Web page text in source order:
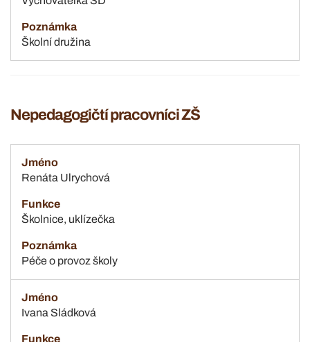
Školní družina
Nepedagogičtí pracovníci ZŠ
Renáta Ulrychová
Školnice, uklízečka
Péče o provoz školy
Ivana Sládková